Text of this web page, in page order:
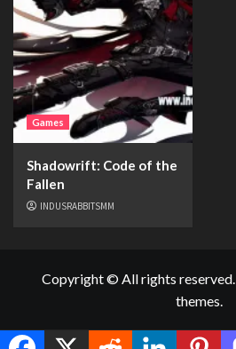
Games
Shadowrift: Code of the
Fallen
INDUSRABBITSMM
Copyright © All rights reserved.
themes.